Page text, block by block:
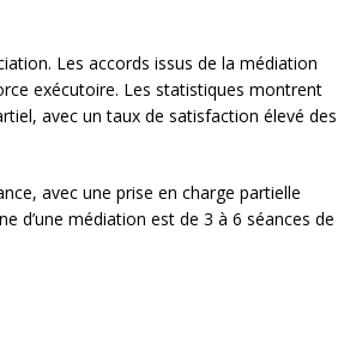
Les accords issus de la médiation
exécutoire. Les statistiques montrent
avec un taux de satisfaction élevé des
avec une prise en charge partielle
d’une médiation est de 3 à 6 séances de